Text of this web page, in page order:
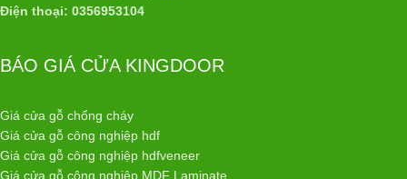
Điện thoại: 0356953104
BÁO GIÁ CỬA KINGDOOR
Giá cửa gỗ chống cháy
Giá cửa gỗ công nghiệp hdf
Giá cửa gỗ công nghiệp hdfveneer
Giá cửa gỗ công nghiệp MDF Laminate